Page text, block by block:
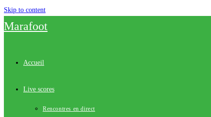
Skip to content
Marafoot
Accueil
Live scores
Rencontres en direct